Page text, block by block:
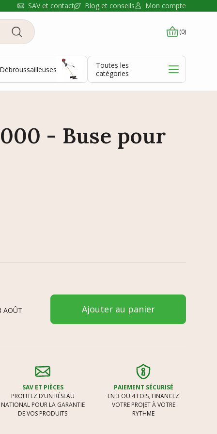
SAV et contact Blog et conseils Mon compte
(0)
Toutes les
catégories
- Buse pour
AOÛT Ajouter au panier
SAV ET PIÈCES
PROFITEZ D’UN RÉSEAU
NATIONAL POUR LA GARANTIE
DE VOS PRODUITS
PAIEMENT SÉCURISÉ
EN 3 OU 4 FOIS, FINANCEZ
VOTRE PROJET À VOTRE
RYTHME